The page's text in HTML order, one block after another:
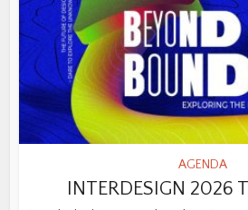
AGENDA
INTERDESIGN 2026